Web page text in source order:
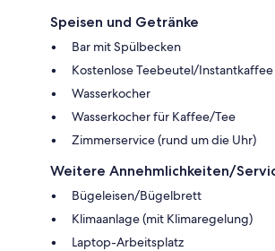
Speisen und Getränke
Bar mit Spülbecken
Kostenlose Teebeutel/Instantkaffee
Wasserkocher
Wasserkocher für Kaffee/Tee
Zimmerservice (rund um die Uhr)
Weitere Annehmlichkeiten/
Bügeleisen/Bügelbrett
Klimaanlage (mit Klimaregelung)
Laptop-Arbeitsplatz